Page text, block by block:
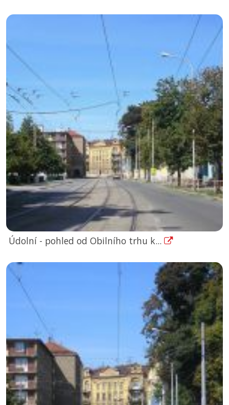
Údolní - pohled od Obilního trhu k...